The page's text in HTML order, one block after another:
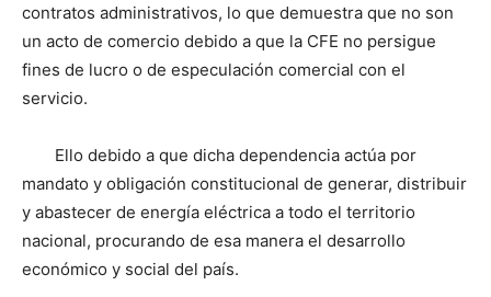
contratos administrativos, lo que demuestra que no son
un acto de comercio debido a que la CFE no persigue
fines de lucro o de especulación comercial con el
servicio.
Ello debido a que dicha dependencia actúa por
mandato y obligación constitucional de generar, distribuir
y abastecer de energía eléctrica a todo el territorio
nacional, procurando de esa manera el desarrollo
económico y social del país.